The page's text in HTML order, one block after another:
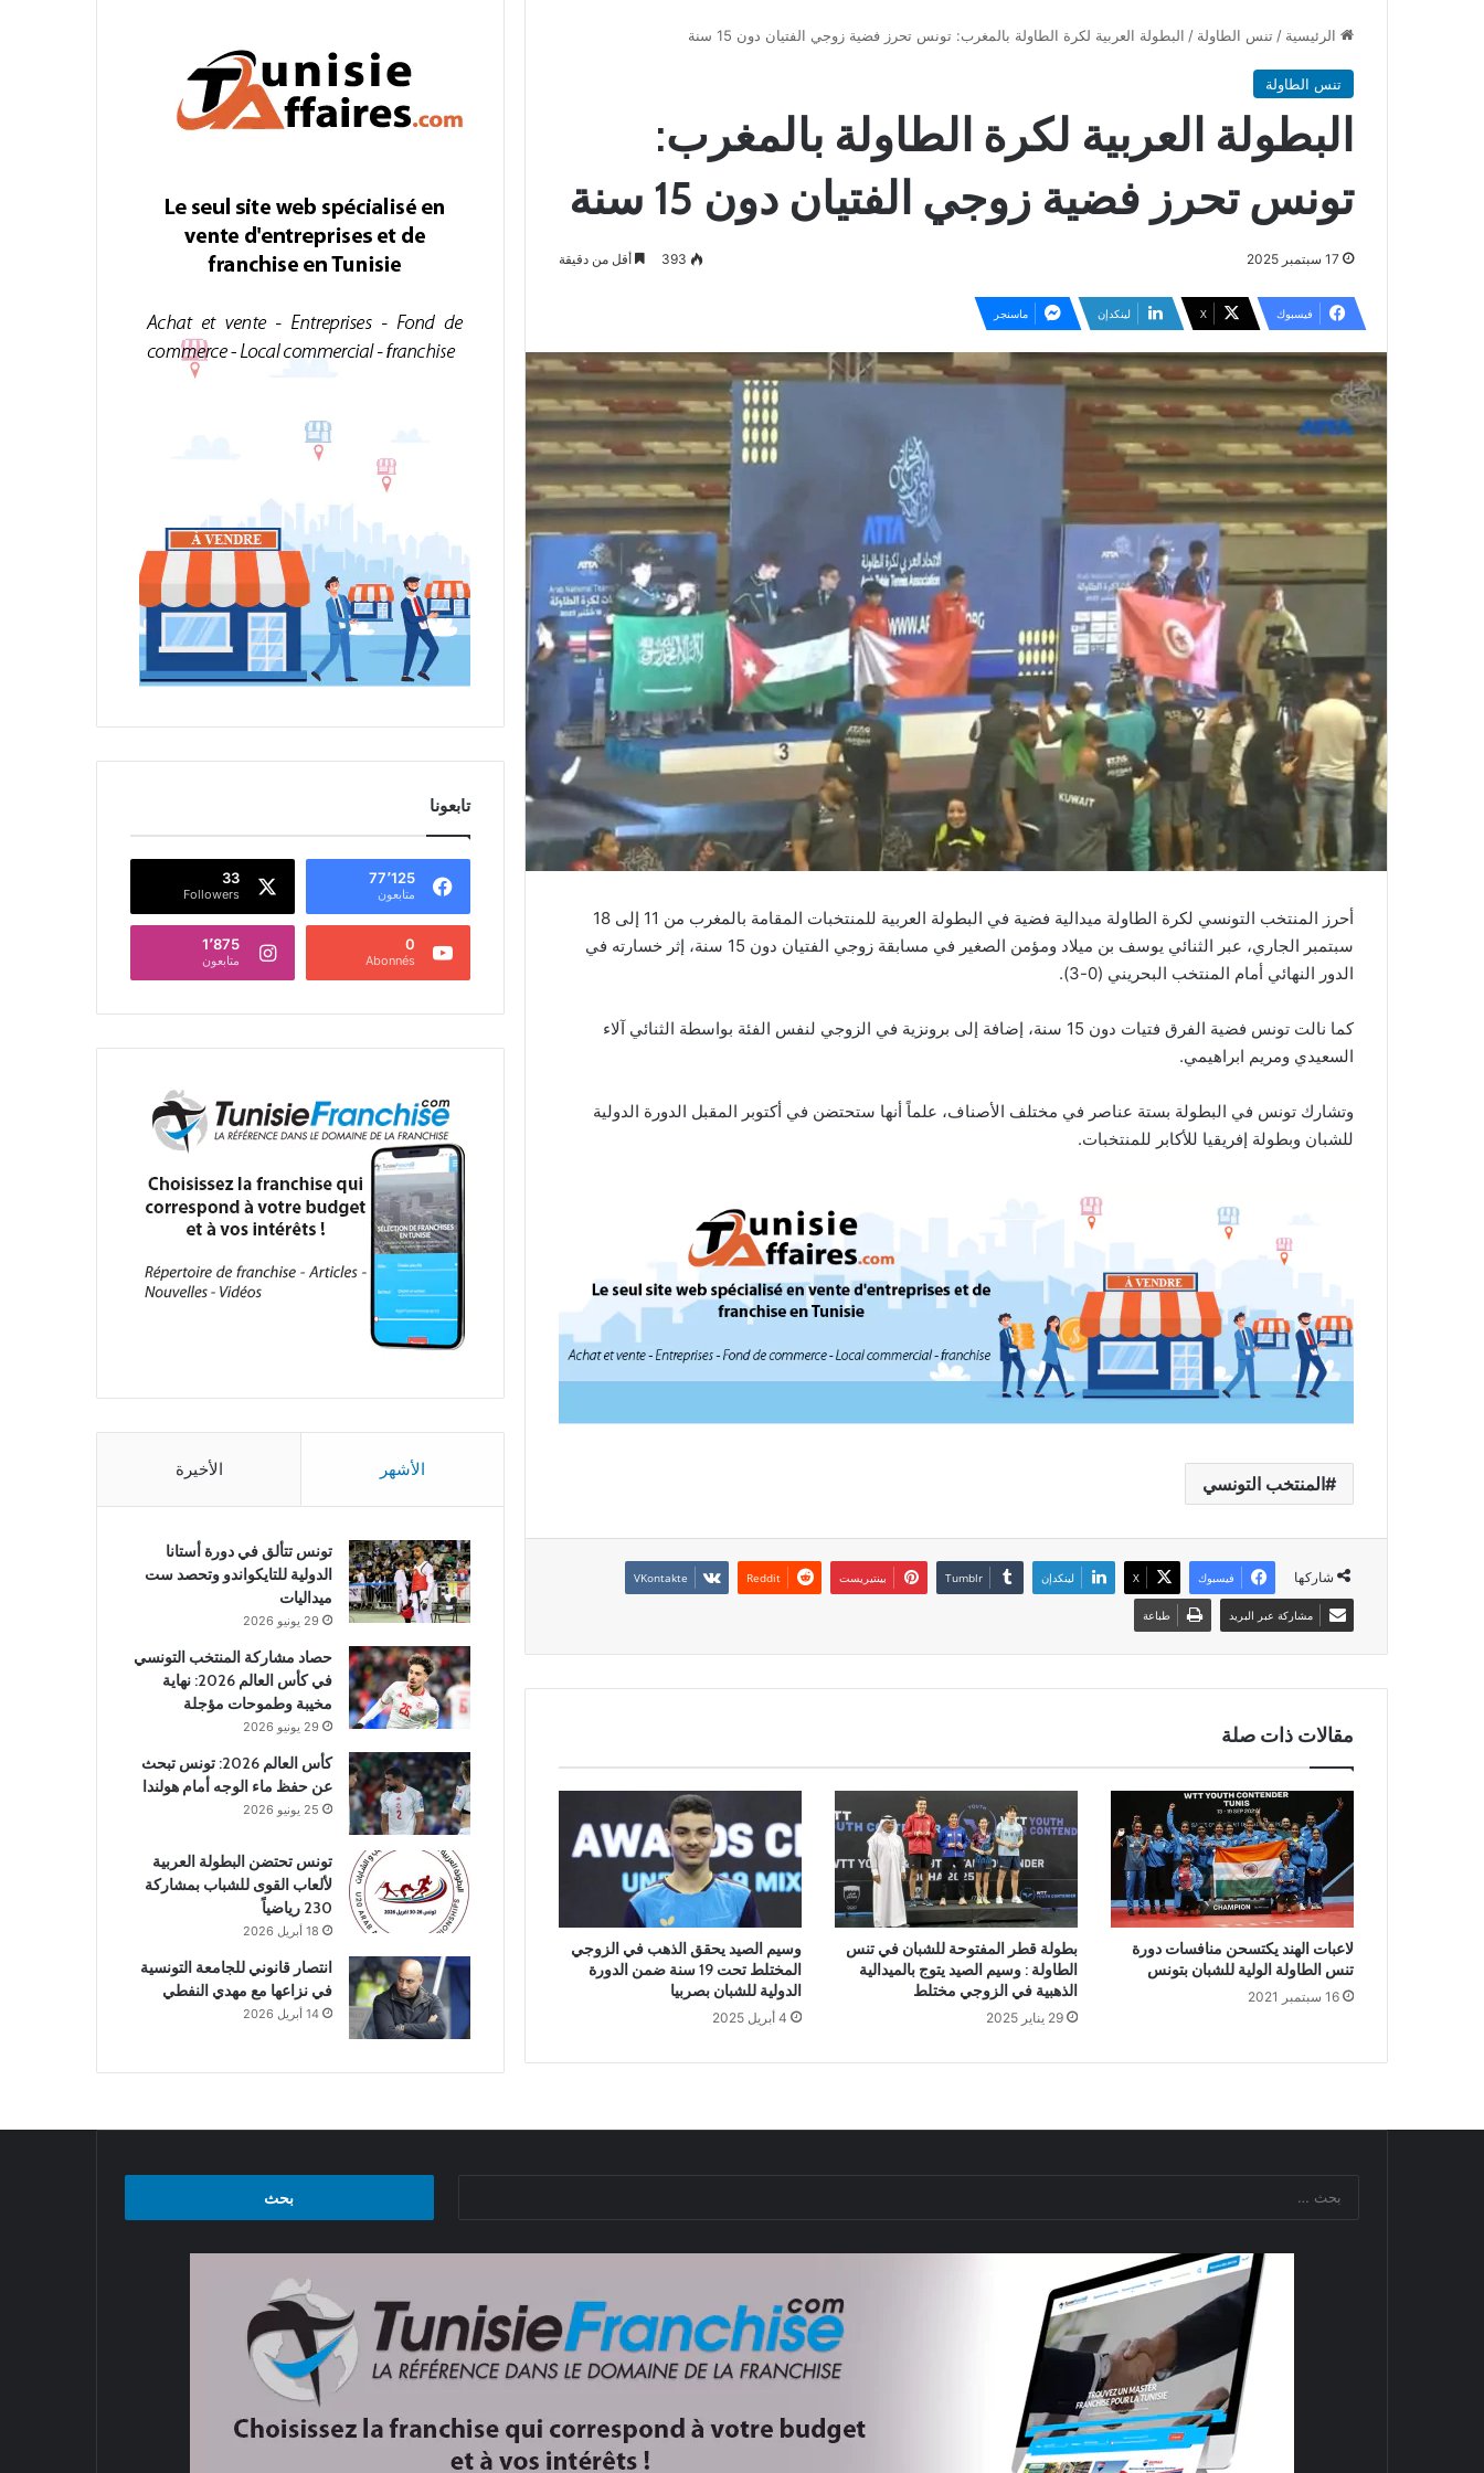
الرئيسية / تنس الطاولة / البطولة العربية لكرة الطاولة بالمغرب: تونس تحرز فضية زوجي الفتيان دون 15 سنة
تنس الطاولة
البطولة العربية لكرة الطاولة بالمغرب:
تونس تحرز فضية زوجي الفتيان دون 15 سنة
17 سبتمبر 2025 393 أقل من دقيقة
فيسبوك ‫X لينكدإن ماسنجر
أحرز المنتخب التونسي لكرة الطاولة ميدالية فضية في البطولة العربية للمنتخبات المقامة بالمغرب من 11 إلى 18
سبتمبر الجاري، عبر الثنائي يوسف بن ميلاد ومؤمن الصغير في مسابقة زوجي الفتيان دون 15 سنة، إثر خسارته في
الدور النهائي أمام المنتخب البحريني (0-3).
كما نالت تونس فضية الفرق فتيات دون 15 سنة، إضافة إلى برونزية في الزوجي لنفس الفئة بواسطة الثنائي آلاء
السعيدي ومريم ابراهيمي.
وتشارك تونس في البطولة بستة عناصر في مختلف الأصناف، علماً أنها ستحتضن في أكتوبر المقبل الدورة الدولية
للشبان وبطولة إفريقيا للأكابر للمنتخبات.
المنتخب التونسي
شاركها فيسبوك ‫X لينكدإن بينتيريست
مشاركة عبر البريد طباعة
مقالات ذات صلة
لاعبات الهند يكتسحن منافسات دورة
تنس الطاولة الولية للشبان بتونس
16 سبتمبر 2021
بطولة قطر المفتوحة للشبان في تنس
الطاولة : وسيم الصيد يتوج بالميدالية
الذهبية في الزوجي مختلط
29 يناير 2025
وسيم الصيد يحقق الذهب في الزوجي
المختلط تحت 19 سنة ضمن الدورة
الدولية للشبان بصربيا
4 أبريل 2025
تابعونا
77٬125
متابعون
33
Followers
0
Abonnés
1٬875
متابعون
الأشهر الأخيرة
تونس تتألق في دورة أستانا
الدولية للتايكواندو وتحصد ست
ميداليات
29 يونيو 2026
حصاد مشاركة المنتخب التونسي
في كأس العالم 2026: نهاية
مخيبة وطموحات مؤجلة
29 يونيو 2026
كأس العالم 2026: تونس تبحث
عن حفظ ماء الوجه أمام هولندا
25 يونيو 2026
تونس تحتضن البطولة العربية
لألعاب القوى للشباب بمشاركة
230 رياضياً
18 أبريل 2026
انتصار قانوني للجامعة التونسية
في نزاعها مع مهدي النفطي
14 أبريل 2026